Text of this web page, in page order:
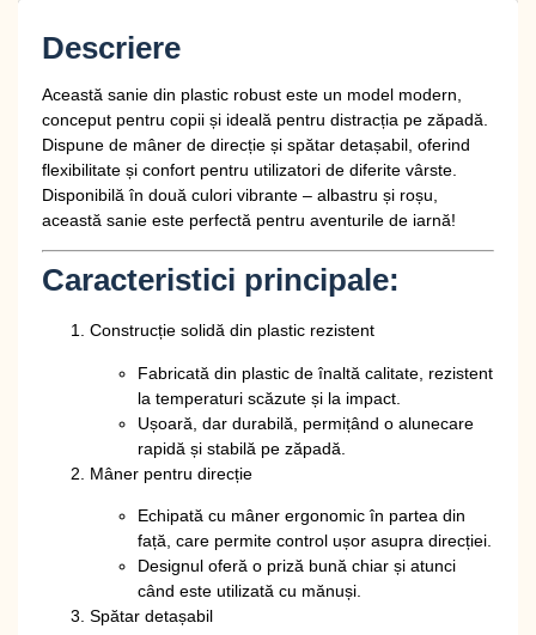
Descriere
Această sanie din plastic robust este un model modern,
conceput pentru copii și ideală pentru distracția pe zăpadă.
Dispune de mâner de direcție și spătar detașabil , oferind
flexibilitate și confort pentru utilizatori de diferite vârste.
Disponibilă în două culori vibrante – albastru și roșu
această sanie este perfectă pentru aventurile de iarnă!
Caracteristici principale:
Construcție solidă din plastic rezistent
Fabricată din plastic de înaltă calitate , rezistent
la temperaturi scăzute și la impact.
Ușoară, dar durabilă, permițând o alunecare
rapidă și stabilă pe zăpadă.
Mâner pentru direcție
Echipată cu mâner ergonomic în partea din
față , care permite control ușor asupra direcției.
Designul oferă o priză bună chiar și atunci
când este utilizată cu mănuși.
Spătar detașabil